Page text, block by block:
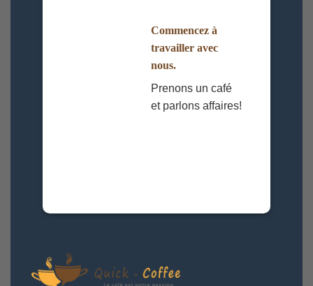
Commencez à
travailler avec
nous.
Prenons un café
et parlons affaires!